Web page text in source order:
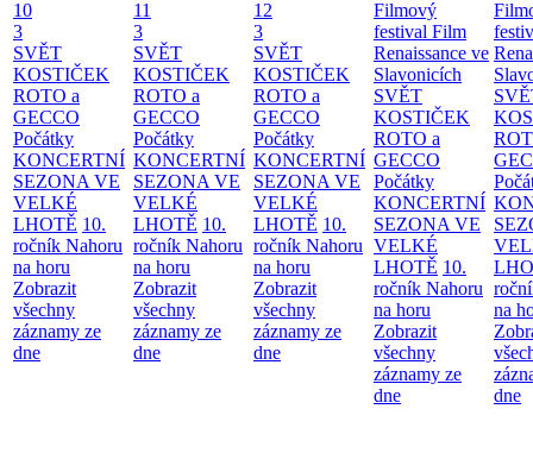
10
3
SVĚT
KOSTIČEK
ROTO a
GECCO
Počátky
KONCERTNÍ
SEZONA VE
VELKÉ
LHOTĚ 10.
ročník Nahoru
na horu
Zobrazit
všechny
záznamy ze
dne
11
3
SVĚT
KOSTIČEK
ROTO a
GECCO
Počátky
KONCERTNÍ
SEZONA VE
VELKÉ
LHOTĚ 10.
ročník Nahoru
na horu
Zobrazit
všechny
záznamy ze
dne
12
3
SVĚT
KOSTIČEK
ROTO a
GECCO
Počátky
KONCERTNÍ
SEZONA VE
VELKÉ
LHOTĚ 10.
ročník Nahoru
na horu
Zobrazit
všechny
záznamy ze
dne
Filmový
festival Film
Renaissance ve
Slavonicích
SVĚT
KOSTIČEK
ROTO a
GECCO
Počátky
KONCERTNÍ
SEZONA VE
VELKÉ
LHOTĚ 10.
ročník Nahoru
na horu
Zobrazit
všechny
záznamy ze
dne
na
dne